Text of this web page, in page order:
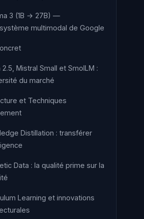
3 (1B → 27B) —
multimodal de Google
2.5, Mistral Small et SmolLM :
du marché
et Techniques
Distillation : transférer
Data : la qualité prime sur la
Learning et innovations